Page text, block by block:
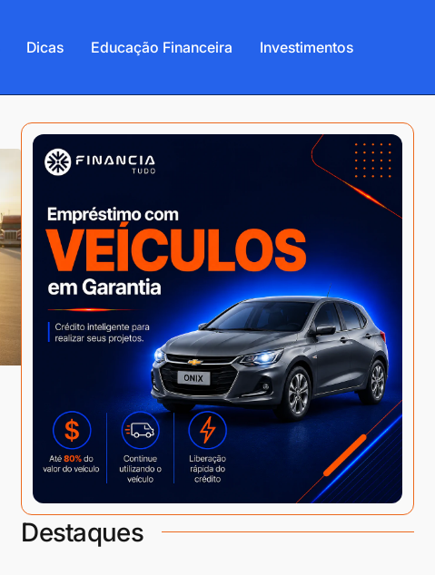
Dicas Educação Financeira Investimentos
Destaques